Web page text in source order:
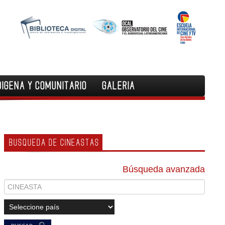
Y COMUNITARIO GALERIA
BUSQUEDA DE CINEASTAS
Búsqueda avanzada